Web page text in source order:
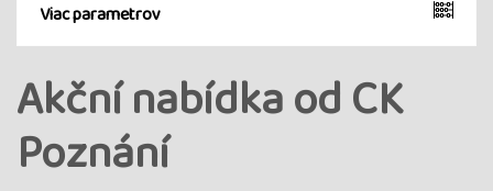
Viac parametrov
Akční nabídka od CK
Poznání